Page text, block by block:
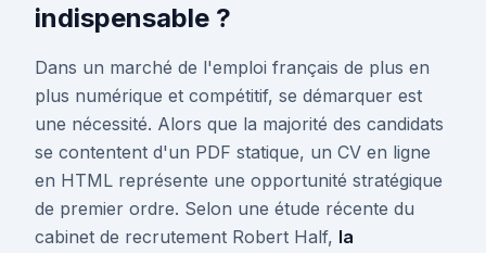
indispensable ?
Dans un marché de l'emploi français de plus en
plus numérique et compétitif, se démarquer est
une nécessité. Alors que la majorité des candidats
se contentent d'un PDF statique, un CV en ligne
en HTML représente une opportunité stratégique
de premier ordre. Selon une étude récente du
cabinet de recrutement Robert Half, la